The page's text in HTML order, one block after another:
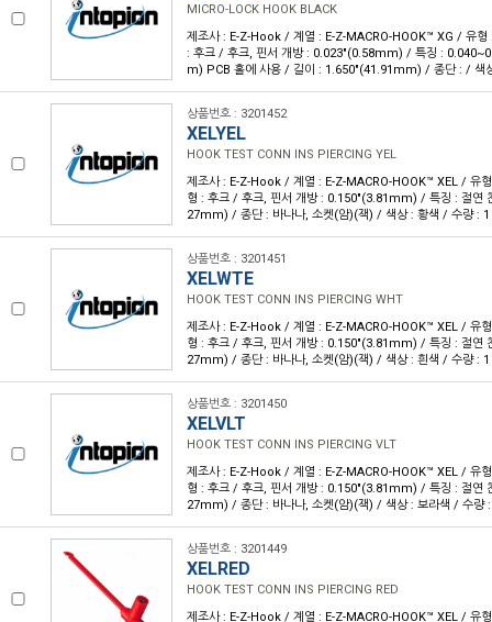
MICRO-LOCK HOOK BLACK
제조사 : E-Z-Hook / 계열 : E-Z-MACRO-HOOK™ XG / 유형
: 후크 / 후크, 핀서 개방 : 0.023"(0.58mm) / 특징 :
m) PCB 홀에 사용 / 길이 : 1.650"(41.91mm) / 종단 : / 색
상품번호 : 3201452
XELYEL
HOOK TEST CONN INS PIERCING YEL
제조사 : E-Z-Hook / 계열 : E-Z-MACRO-HOOK™ XEL / 유
형 : 후크 / 후크, 핀서 개방 : 0.150"(3.81mm) / 특징 : 절연
27mm) / 종단 : 바나나, 소켓(암)(잭) / 색상 : 황색 / 수량 : 1
상품번호 : 3201451
XELWTE
HOOK TEST CONN INS PIERCING WHT
제조사 : E-Z-Hook / 계열 : E-Z-MACRO-HOOK™ XEL / 유
형 : 후크 / 후크, 핀서 개방 : 0.150"(3.81mm) / 특징 : 절연
27mm) / 종단 : 바나나, 소켓(암)(잭) / 색상 : 흰색 / 수량 : 1
상품번호 : 3201450
XELVLT
HOOK TEST CONN INS PIERCING VLT
제조사 : E-Z-Hook / 계열 : E-Z-MACRO-HOOK™ XEL / 유
형 : 후크 / 후크, 핀서 개방 : 0.150"(3.81mm) / 특징 : 절연
27mm) / 종단 : 바나나, 소켓(암)(잭) / 색상 : 보라색 / 수량
상품번호 : 3201449
XELRED
HOOK TEST CONN INS PIERCING RED
제조사 : E-Z-Hook / 계열 : E-Z-MACRO-HOOK™ XEL / 유